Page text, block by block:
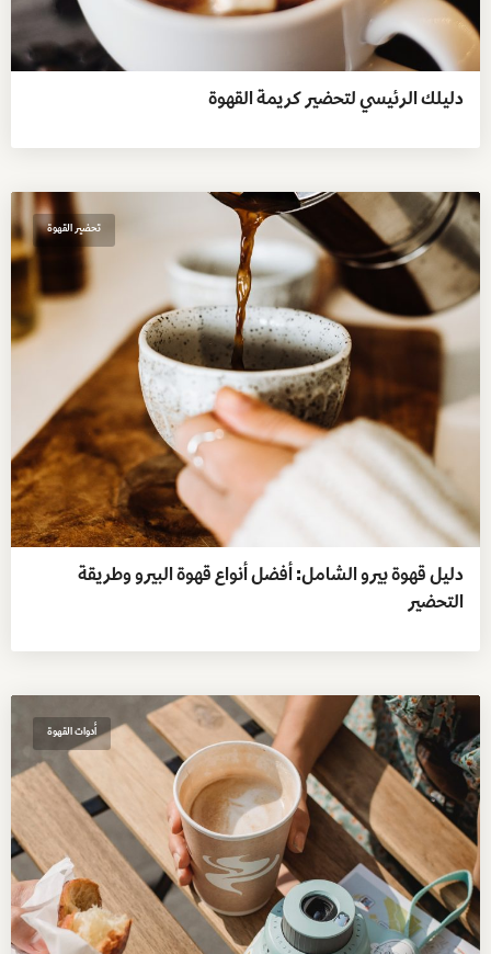
دليلك الرئيسي لتحضير كريمة القهوة
تحضير القهوة
دليل قهوة بيرو الشامل: أفضل أنواع قهوة البيرو وطريقة
التحضير
أدوات القهوة